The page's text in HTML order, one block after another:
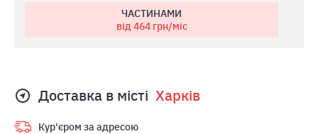
ЧАСТИНАМИ
від 464грн/міс
Доставка в місті Харкiв
Кур'єром за адресою